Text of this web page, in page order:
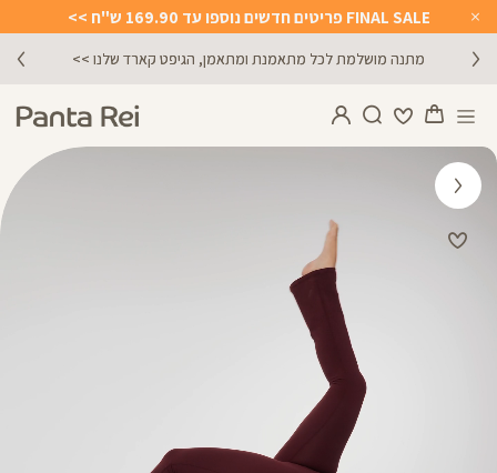
Close
Timer
FINAL SALE פריטים חדשים נוספו עד 169.90 ש"ח >>
הירשמו לניוזלטר וקבלו 10% הנחה על הקניה הראשונה באתר